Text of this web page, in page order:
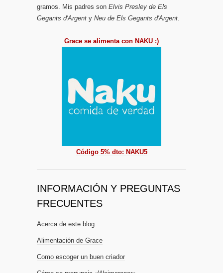
gramos. Mis padres son Elvis Presley de Els
Gegants d'Argent y Neu de Els Gegants d'Argent.
Grace se alimenta con NAKU :)
Código 5% dto: NAKU5
INFORMACIÓN Y PREGUNTAS
FRECUENTES
Acerca de este blog
Alimentación de Grace
Como escoger un buen criador